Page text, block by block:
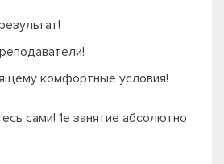
комфортные условия!
сами! 1е занятие абсолютно